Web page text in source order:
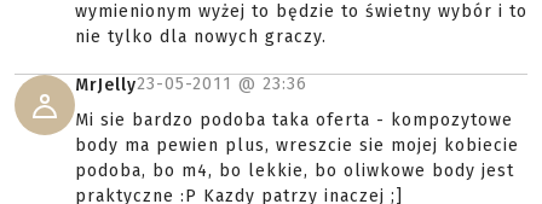
wymienionym wyżej to będzie to świetny wybór i to
nie tylko dla nowych graczy.
MrJelly23-05-2011 @ 23:36
Mi sie bardzo podoba taka oferta - kompozytowe
body ma pewien plus, wreszcie sie mojej kobiecie
podoba, bo m4, bo lekkie, bo oliwkowe body jest
praktyczne :P Kazdy patrzy inaczej ;]